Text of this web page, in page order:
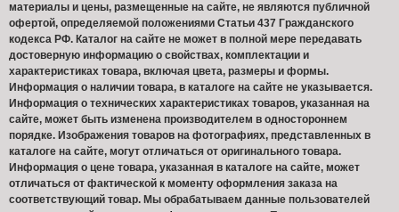
материалы и цены, размещенные на сайте, не являются публичной
офертой, определяемой положениями Статьи 437 Гражданского
кодекса РФ. Каталог на сайте не может в полной мере передавать
достоверную информацию о свойствах, комплектации и
характеристиках товара, включая цвета, размеры и формы.
Информация о наличии товара, в каталоге на сайте не указывается.
Информация о технических характеристиках товаров, указанная на
сайте, может быть изменена производителем в одностороннем
порядке. Изображения товаров на фотографиях, представленных в
каталоге на сайте, могут отличаться от оригинального товара.
Информация о цене товара, указанная в каталоге на сайте, может
отличаться от фактической к моменту оформления заказа на
соответствующий товар. Мы обрабатываем данные пользователей